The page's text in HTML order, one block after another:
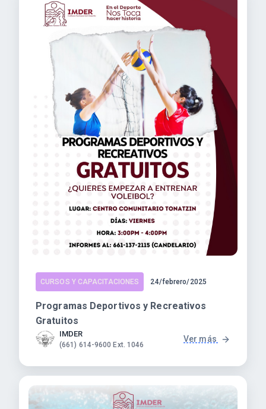
CURSOS Y CAPACITACIONES 24/febrero/2025
Programas Deportivos y Recreativos
Gratuitos
IMDER
(661) 614-9600 Ext. 1046
Ver más